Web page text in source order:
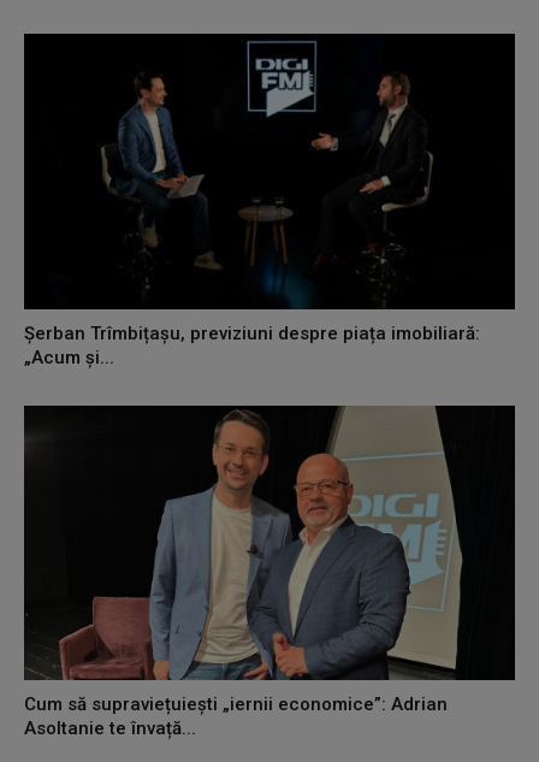
Șerban Trîmbițașu, previziuni despre piața imobiliară:
„Acum și...
Cum să supraviețuiești „iernii economice”: Adrian
Asoltanie te învață...